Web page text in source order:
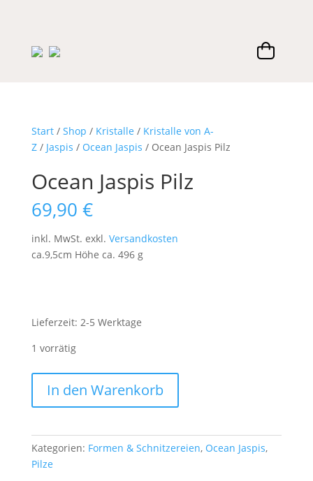
Start/ Shop / Kristalle / Kristalle von A-
Z/ Jaspis / Ocean Jaspis / Ocean Jaspis Pilz
Ocean Jaspis Pilz
69,90 €
inkl. MwSt. exkl. Versandkosten
ca.9,5cm Höhe ca. 496 g
Lieferzeit: 2-5 Werktage
1 vorrätig
Jaspis
Pilz
In den Warenkorb
Kategorien: Formen & Schnitzereien, Ocean Jaspis,
Pilze